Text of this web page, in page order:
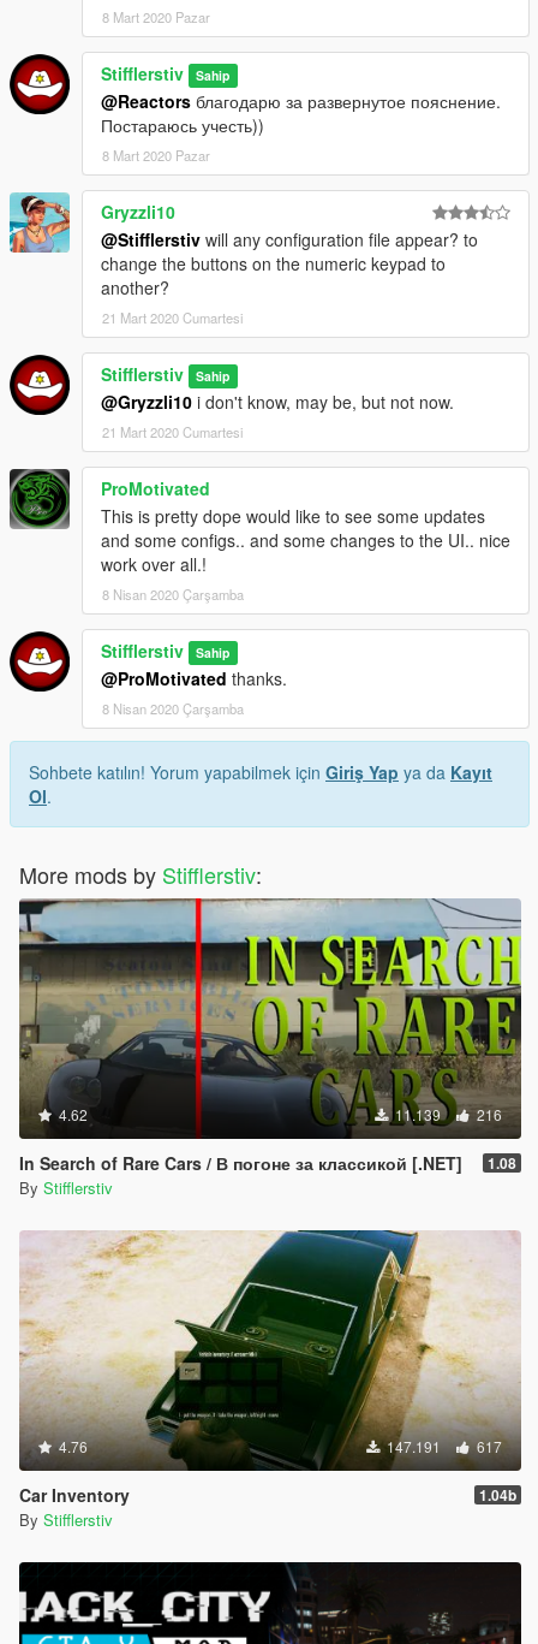
8 Mart 2020 Pazar
Stifflerstiv Sahip
@Reactors благодарю за развернутое пояснение.
Постараюсь учесть))
8 Mart 2020 Pazar
Gryzzli10
@Stifflerstiv will any configuration file appear? to
change the buttons on the numeric keypad to
another?
21 Mart 2020 Cumartesi
Stifflerstiv Sahip
@Gryzzli10 i don't know, may be, but not now.
21 Mart 2020 Cumartesi
ProMotivated
This is pretty dope would like to see some updates
and some configs.. and some changes to the UI.. nice
work over all.!
8 Nisan 2020 Çarşamba
Stifflerstiv Sahip
@ProMotivated thanks.
8 Nisan 2020 Çarşamba
Sohbete katılın! Yorum yapabilmek için Giriş Yap ya da Kayıt
Ol.
More mods by Stifflerstiv:
4.62 11.139 216
In Search of Rare Cars / В погоне за классикой [.NET] 1.08
By Stifflerstiv
4.76 147.191 617
Car Inventory 1.04b
By Stifflerstiv